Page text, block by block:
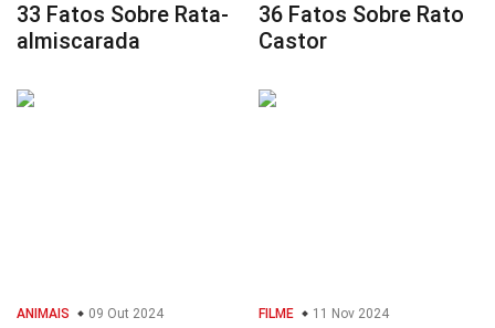
33 Fatos Sobre Rata-
almiscarada
36 Fatos Sobre Rato
Castor
ANIMAIS 09 Out 2024 FILME 11 Nov 2024